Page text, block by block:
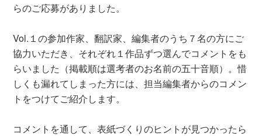
らのご応募がありました。
Vol.１の参加作家、翻訳家、編集者のうち７名の方にご
協力いただき、それぞれ１作品ずつ選んでコメントをも
らいました（掲載順は選考者のお名前の五十音順）。惜
しくも漏れてしまった方には、担当編集者からのコメン
トをつけてご紹介します。
コメントを通して、表紙づくりのヒントが見つかったら